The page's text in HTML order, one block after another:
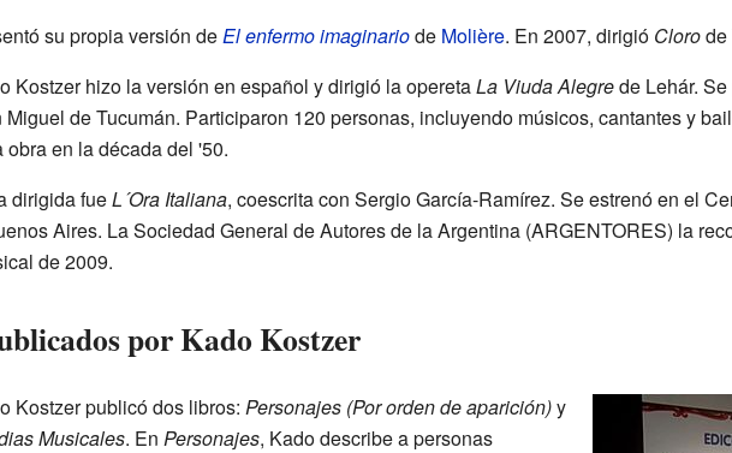
su propia versión deEl enfermo imaginariode Molière. En 2007, dirigió Clorode
Kostzer hizo la versión en español y dirigió la operetaLa Viuda Alegrede Lehár. Se
Miguel de Tucumán. Participaron 120 personas, incluyendo músicos, cantantes y
obra en la década del '50.
dirigida fueL´Ora Italiana, coescrita con Sergio García-Ramírez. Se estrenó en el
Aires. La Sociedad General de Autores de la Argentina (ARGENTORES) la
de 2009.
por Kado Kostzer
Kostzer publicó dos libros: Personajes (Por orden de aparición)y
Musicales. En Personajes, Kado describe a personas